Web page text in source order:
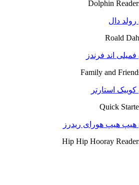
Dolphin
دال
Roald
اند فرندز
Family and
استارتر
Quick
هیپ هیپ هورای ریدرز
Hip Hip Hooray